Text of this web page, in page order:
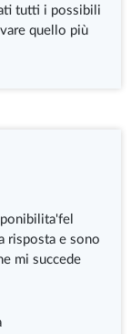
tutti i possibili
quello più
risposta e sono
mi succede